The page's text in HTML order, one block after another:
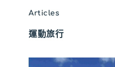
Articles
運動旅行